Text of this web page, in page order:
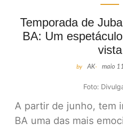
Temporada de
BA: Um
vista
by AK- maio
Foto:
A partir de junho, tem
BA uma das mais